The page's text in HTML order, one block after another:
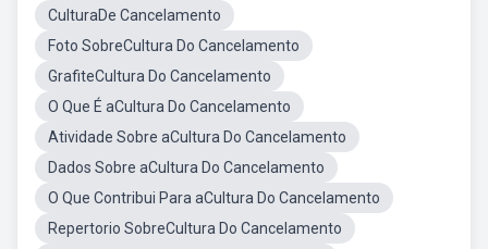
CulturaDe Cancelamento
Foto SobreCultura Do Cancelamento
GrafiteCultura Do Cancelamento
O Que É aCultura Do Cancelamento
Atividade Sobre aCultura Do Cancelamento
Dados Sobre aCultura Do Cancelamento
O Que Contribui Para aCultura Do Cancelamento
Repertorio SobreCultura Do Cancelamento